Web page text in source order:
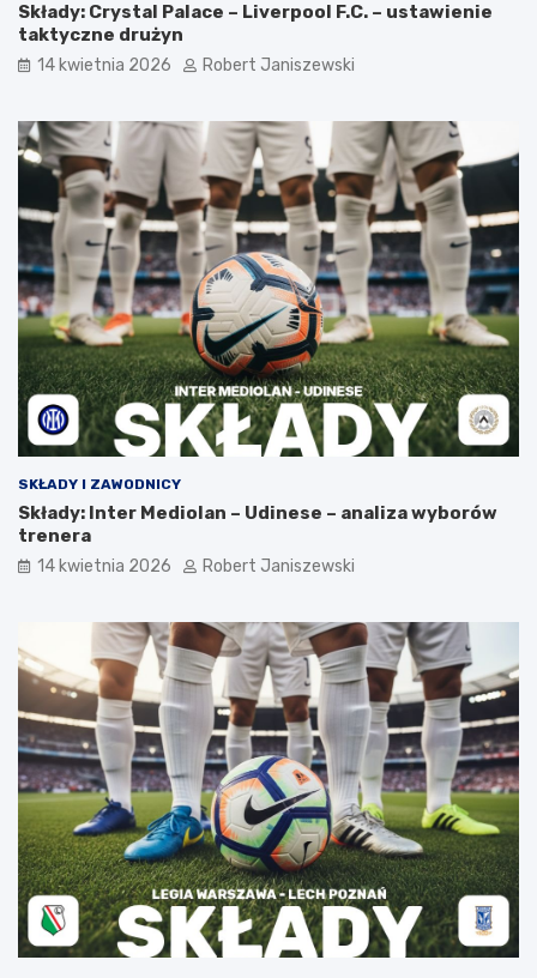
Składy: Crystal Palace – Liverpool F.C. – ustawienie
taktyczne drużyn
14 kwietnia 2026 Robert Janiszewski
SKŁADY I ZAWODNICY
Składy: Inter Mediolan – Udinese – analiza wyborów
trenera
14 kwietnia 2026 Robert Janiszewski